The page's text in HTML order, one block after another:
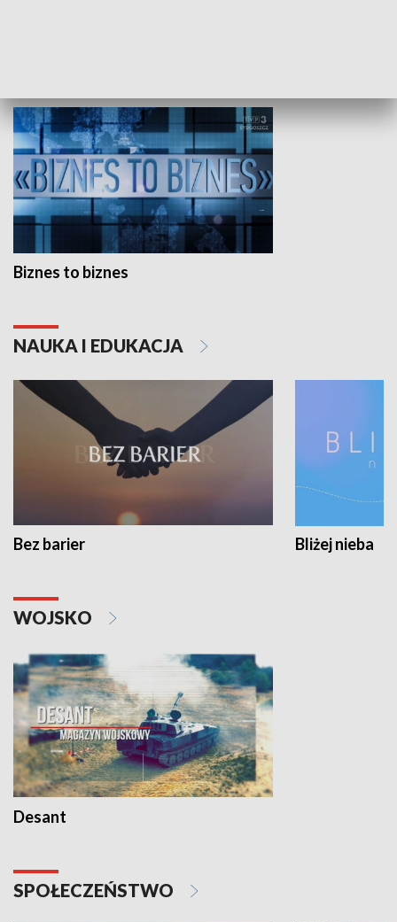
Biznes to biznes
NAUKA I EDUKACJA
Bez barier Bliżej nieba
WOJSKO
Desant
SPOŁECZEŃSTWO